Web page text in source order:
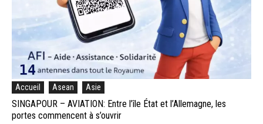
Accueil Asean Asie
SINGAPOUR – AVIATION: Entre l’île État et l’Allemagne, les
portes commencent à s’ouvrir